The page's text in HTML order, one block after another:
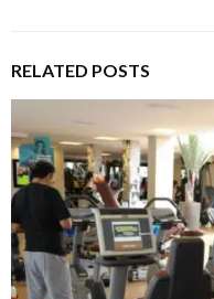
RELATED POSTS